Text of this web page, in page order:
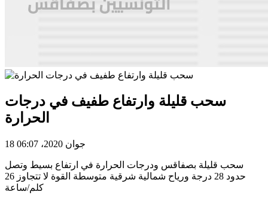
سحب قليلة وارتفاع طفيف في درجات
الحرارة
18 جوان 2020، 06:07
سحب قليلة بصفاقس ودرجات الحرارة في ارتفاع بسيط وتصل
حدود 28 درجة ورياح شمالية شرقية متوسطة القوة لا تتجاوز 26
كلم/ساعة